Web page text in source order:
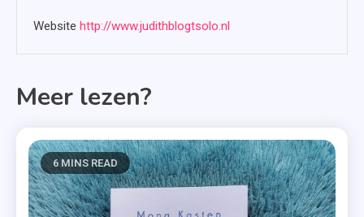
Website http://www.judithblogtsolo.nl
Meer lezen?
6 MINS READ